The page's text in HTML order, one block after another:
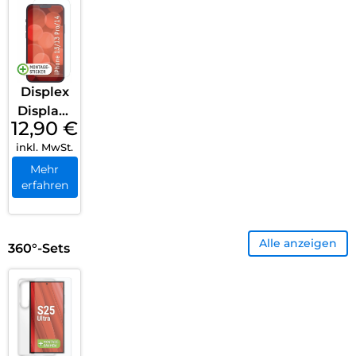
Pro/16
Pro Max
Clear
Displex
Displays
chutzfol
ie (9H)
iPhone
13
Transpa
12,90 €
inkl. MwSt.
Mehr
erfahren
360°-Sets Alle anzeigen